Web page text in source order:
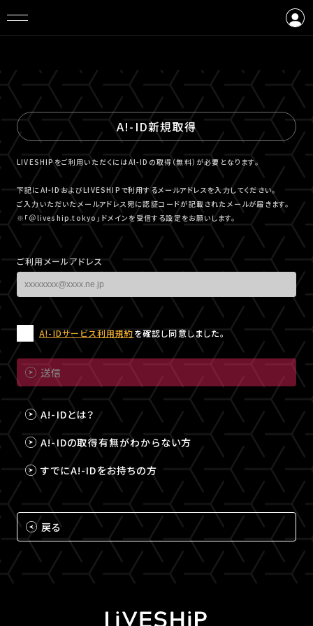
A!-ID新規取得
LIVESHIPをご利用いただくにはA!-IDの取得（無料）が必要となります。
下記にA!-IDおよびLIVESHIPで利用するメールアドレスを入力してください。
ご入力いただいたメールアドレス宛に認証コードが記載されたメールが届きます。
※「＠liveship.tokyo」ドメインを受信する設定をお願いします。
ご利用メールアドレス
A!-IDサービス利用規約を確認し同意しました。
送信
A!-IDとは？
A!-IDの取得有無がわからない方
すでにA!-IDをお持ちの方
戻る